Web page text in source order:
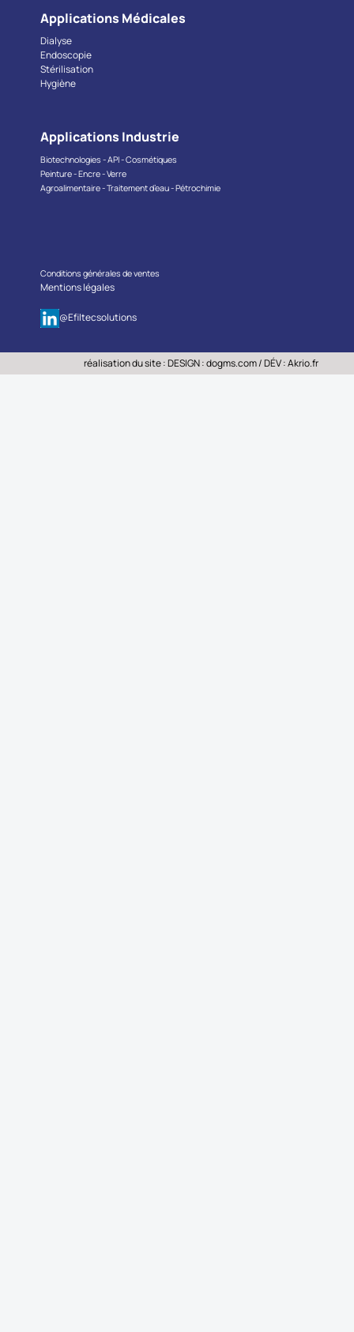
Applications Médicales
Dialyse
Endoscopie
Stérilisation
Hygiène
Applications Industrie
Biotechnologies - API - Cosmétiques
Peinture - Encre - Verre
Agroalimentaire - Traitement d’eau - Pétrochimie
Conditions générales de ventes
Mentions légales
@Efiltecsolutions
réalisation du site : DESIGN :dogms.com/ DÉV :Akrio.fr